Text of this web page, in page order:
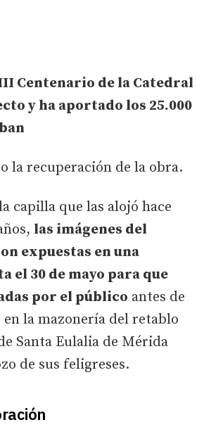
Centenario de la Catedral
y ha aportado los 25.000
la recuperación de la obra.
capilla que las alojó hace
las imágenes del
expuestas en una
el 30 de mayo para que
por el público antes de
la mazonería del retablo
Santa Eulalia de Mérida
de sus feligreses.